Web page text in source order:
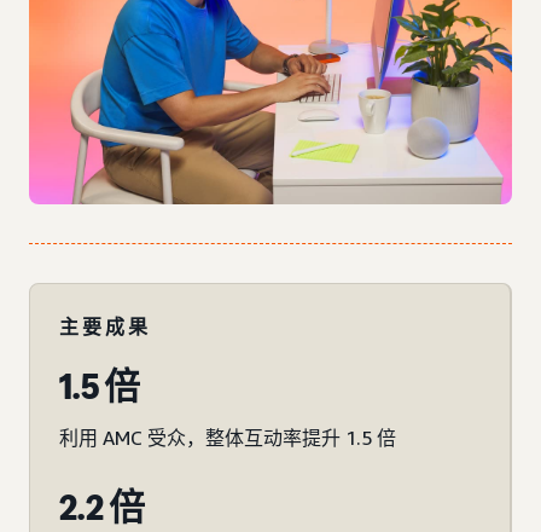
主要成果
1.5 倍
利用 AMC 受众，整体互动率提升 1.5 倍
2.2 倍